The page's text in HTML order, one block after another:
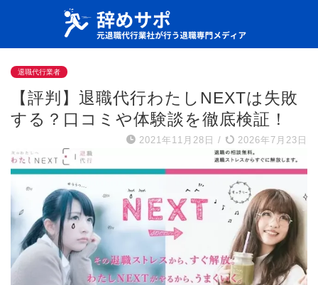
退職代行業者
【評判】退職代行わたしNEXTは失敗
する？口コミや体験談を徹底検証！
2021年11月28日 / 2026年7月23日